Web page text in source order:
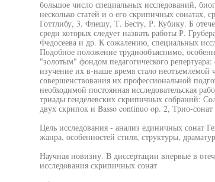
большое число специальных исследований,
несколько статей и о его скрипичных сонатах,
Готтлибу, 3. Флешу, Т. Бесту, Р. Кубику. Б
среди которых следует назвать работы Р.
Федосеева и др. К сожалению, специальных
Подобное положение труднообъяснимо,
"золотым" фондом педагогического
изучение их в-наше время стало неотъемлемой
совершенствования их профессиональной
необходимой постоянная исследовательская
триады генделевских скрипичных собраний:
двух скрипок и Basso continuo op. 2, Трио-
Цель исследования - анализ единичных сонат
жанра, особенностей стиля, структуры,
Научная новизну. В диссертации впервые в
исследования скрипичных сонат